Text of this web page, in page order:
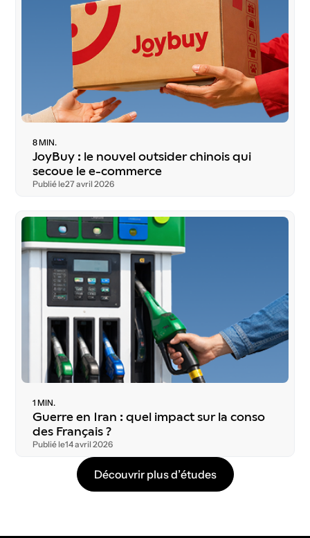
8 MIN.
JoyBuy : le nouvel outsider chinois qui
secoue le e-commerce
Publié le27 avril 2026
1 MIN.
Guerre en Iran : quel impact sur la conso
des Français ?
Publié le14 avril 2026
ch erl de
Découvrir plusd’études